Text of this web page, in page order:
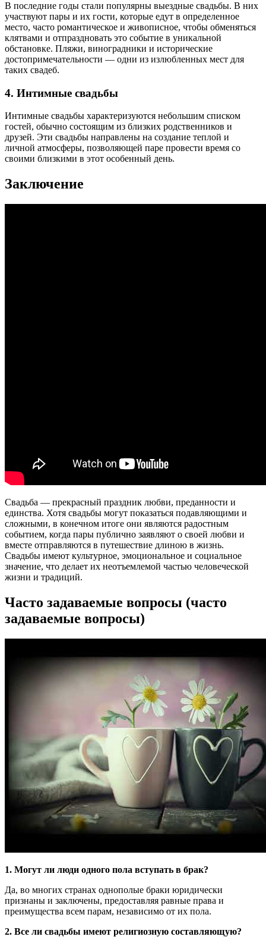
В последние годы стали популярны выездные свадьбы. В них
участвуют пары и их гости, которые едут в определенное
место, часто романтическое и живописное, чтобы обменяться
клятвами и отпраздновать это событие в уникальной
обстановке. Пляжи, виноградники и исторические
достопримечательности — одни из излюбленных мест для
таких свадеб.
4. Интимные свадьбы
Интимные свадьбы характеризуются небольшим списком
гостей, обычно состоящим из близких родственников и
друзей. Эти свадьбы направлены на создание теплой и
личной атмосферы, позволяющей паре провести время со
своими близкими в этот особенный день.
Заключение
Свадьба — прекрасный праздник любви, преданности и
единства. Хотя свадьбы могут показаться подавляющими и
сложными, в конечном итоге они являются радостным
событием, когда пары публично заявляют о своей любви и
вместе отправляются в путешествие длиною в жизнь.
Свадьбы имеют культурное, эмоциональное и социальное
значение, что делает их неотъемлемой частью человеческой
жизни и традиций.
Часто задаваемые вопросы (часто
задаваемые вопросы)
1. Могут ли люди одного пола вступать в брак?
Да, во многих странах однополые браки юридически
признаны и заключены, предоставляя равные права и
преимущества всем парам, независимо от их пола.
2. Все ли свадьбы имеют религиозную составляющую?